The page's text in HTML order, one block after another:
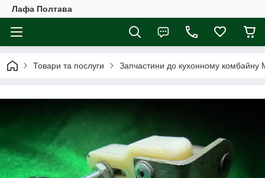
Лафа Полтава
Товари та послуги Запчастини до кухонному комбайну